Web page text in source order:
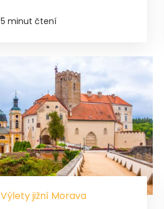
5 minut čtení
Výlety jižní Morava